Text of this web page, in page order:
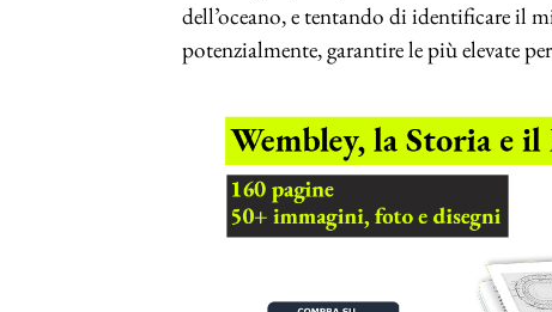
dell’oceano, e tentando di identificare il
potenzialmente, garantire le più elevate